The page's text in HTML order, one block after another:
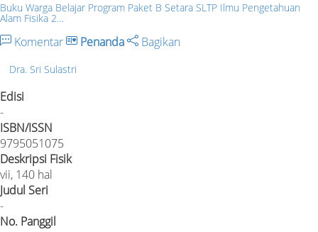
Buku Warga Belajar Program Paket B Setara SLTP Ilmu Pengetahuan
Alam Fisika 2…
Komentar Penanda Bagikan
Dra. Sri Sulastri
Edisi
-
ISBN/ISSN
9795051075
Deskripsi Fisik
vii, 140 hal
Judul Seri
-
No. Panggil